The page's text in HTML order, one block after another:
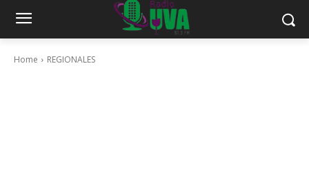
Home REGIONALES